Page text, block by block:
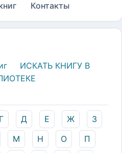
Контакты
ИСКАТЬ КНИГУ В
Г Д Е Ж
З
М Н О
П